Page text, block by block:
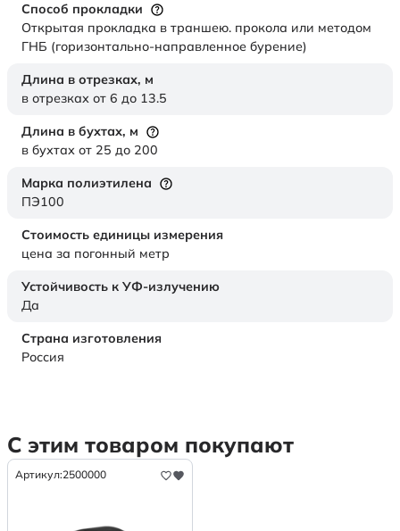
Способ прокладки
Открытая прокладка в траншею. прокола или методом
ГНБ (горизонтально-направленное бурение)
Длина в отрезках, м
в отрезках от 6 до 13.5
Длина в бухтах, м
в бухтах от 25 до 200
Марка полиэтилена
ПЭ100
Стоимость единицы измерения
цена за погонный метр
Устойчивость к УФ-излучению
Да
Страна изготовления
Россия
С этим товаром покупают
Артикул:2500000